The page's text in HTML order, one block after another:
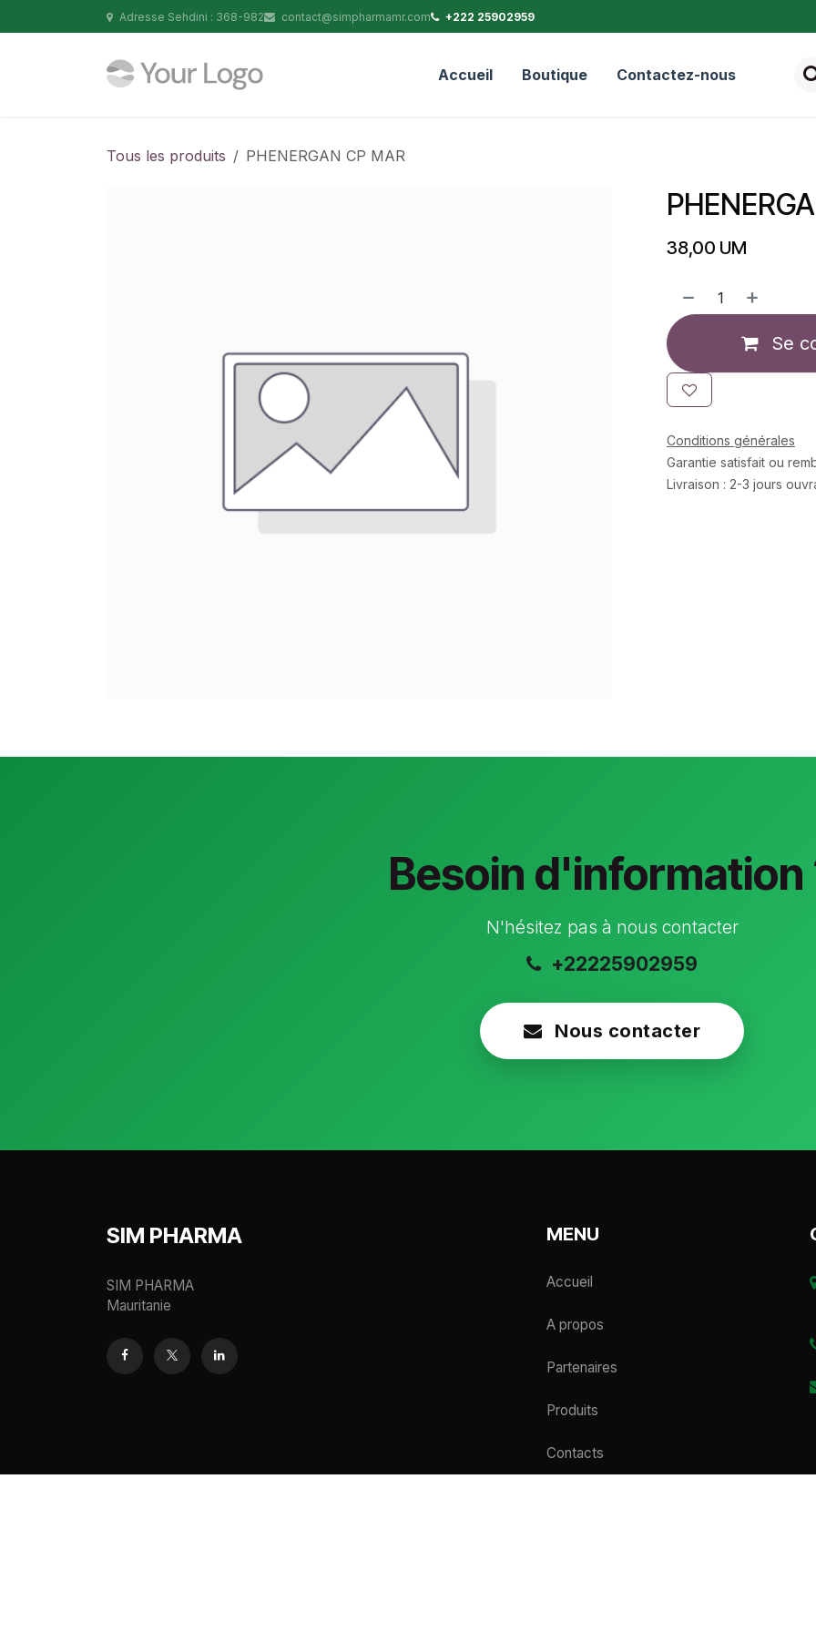
Se rendre au contenuAdresse Sehdini : 368-982 contact@simpharmamr.com +222 25902959
Accueil Boutique Contactez-nous
Tous les produits PHENERGAN CP MAR
38,00 UM
Se
Conditions générales
Garantie satisfait ou
Livraison : 2-3 jours
Besoin d'information
N'hésitez pas à nous contacter
+22225902959
Nous contacter
SIM PHARMA
SIM PHARMA
Mauritanie
MENU
Accueil
A propos
Partenaires
Produits
Contacts